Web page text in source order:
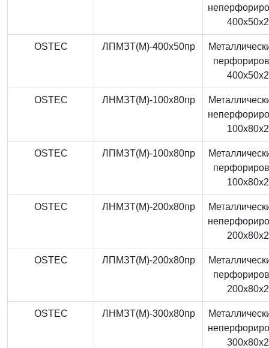
OSTEC ЛПМЗТ(М)-400x50пр
OSTEC ЛНМЗТ(М)-100x80пр
OSTEC ЛПМЗТ(М)-100x80пр
OSTEC ЛНМЗТ(М)-200x80пр
OSTEC ЛПМЗТ(М)-200x80пр
OSTEC ЛНМЗТ(М)-300x80пр